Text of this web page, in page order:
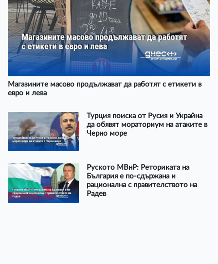
Магазините масово продължават да работят с етикети в
евро и лева
Турция поиска от Русия и Украйна
да обявят мораториум на атаките в
Черно море
Руското МВнР: Реториката на
България е по-сдържана и
рационална с правителството на
Радев